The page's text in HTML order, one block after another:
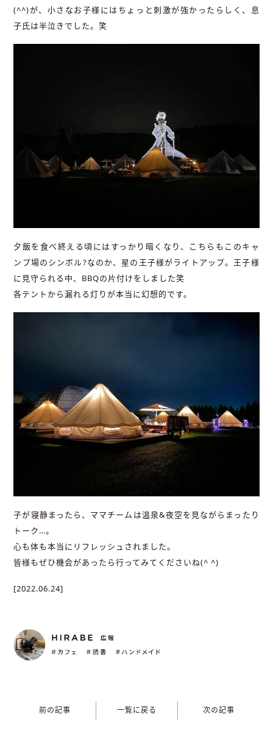
(^^)が、小さなお子様にはちょっと刺激が強かったらしく、息
子氏は半泣きでした。笑
夕飯を食べ終える頃にはすっかり暗くなり、こちらもこのキャ
ンプ場のシンボル?なのか、星の王子様がライトアップ。王子様
に見守られる中、BBQの片付けをしました笑
各テントから漏れる灯りが本当に幻想的です。
子が寝静まったら、ママチームは温泉&夜空を見ながらまったり
トーク…。
心も体も本当にリフレッシュされました。
皆様もぜひ機会があったら行ってみてくださいね(^ ^)
[2022.06.24]
前の記事 一覧に戻る 次の記事